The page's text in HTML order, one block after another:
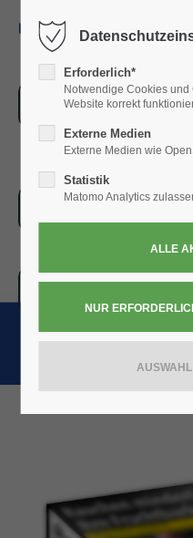
Erforderlich*
Notwendige Cookies
Website korrekt
Externe Medien
Externe Medien wie
Statistik
Matomo Analytics